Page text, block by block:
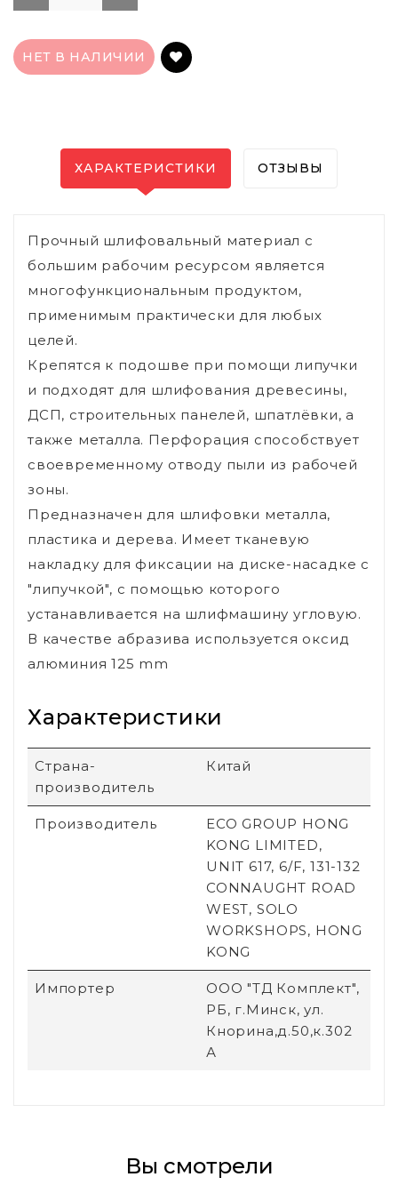
НЕТ В НАЛИЧИИ
ХАРАКТЕРИСТИКИ ОТЗЫВЫ
Прочный шлифовальный материал с
большим рабочим ресурсом является
многофункциональным продуктом,
применимым практически для любых
целей.
Крепятся к подошве при помощи липучки
и подходят для шлифования древесины,
ДСП, строительных панелей, шпатлёвки, а
также металла. Перфорация способствует
своевременному отводу пыли из рабочей
зоны.
Предназначен для шлифовки металла,
пластика и дерева. Имеет тканевую
накладку для фиксации на диске-насадке с
"липучкой", с помощью которого
устанавливается на шлифмашину угловую.
В качестве абразива используется оксид
алюминия 125 mm
Характеристики
Страна-
производитель
Китай
Производитель
ECO GROUP HONG
KONG LIMITED,
UNIT 617, 6/F, 131-132
CONNAUGHT ROAD
WEST, SOLO
WORKSHOPS, HONG
KONG
Импортер
ООО "ТД Комплект",
РБ, г.Минск, ул.
Кнорина,д.50,к.302
А
Вы смотрели